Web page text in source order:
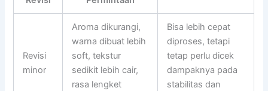
Revisi
minor
Aroma dikurangi,
warna dibuat lebih
soft, tekstur
sedikit lebih cair,
rasa lengket
Bisa lebih cepat
diproses, tetapi
tetap perlu dicek
dampaknya pada
stabilitas dan